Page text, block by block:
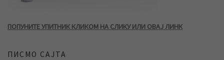
ПОПУНИТЕ УПИТНИК КЛИКОМ НА СЛИКУ ИЛИ ОВАЈ ЛИНК
ПИСМО САЈТА